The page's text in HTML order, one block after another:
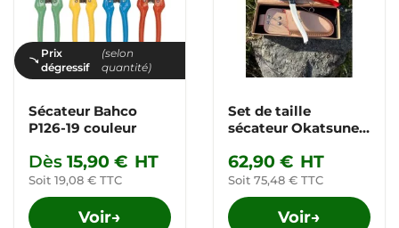
Prix
dégressif
(selon
quantité)
Sécateur Bahco
P126-19 couleur
Dès 15,90 € HT
Soit 19,08 € TTC
Voir→
Set de taille
sécateur Okatsune
62,90 € HT
Soit 75,48 € TTC
Voir→